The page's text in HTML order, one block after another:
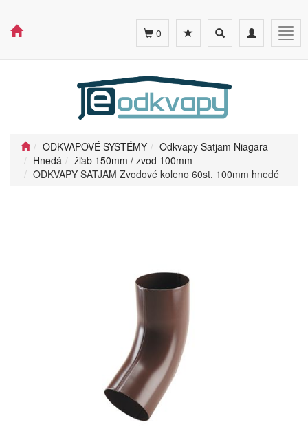
Toggle
navigation
Toggle
search
0
ODKVAPOVÉ SYSTÉMY
Odkvapy Satjam Niagara
Hnedá
žľab 150mm / zvod 100mm
ODKVAPY SATJAM Zvodové koleno 60st. 100mm hnedé